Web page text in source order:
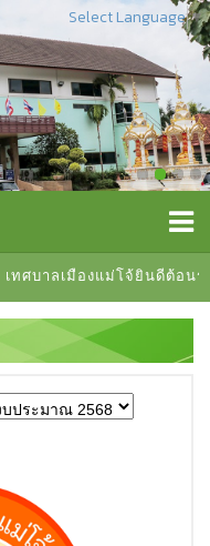
เทศบาลเมืองแม่โจ้ยินดีต้อนรับ
Select Language▼